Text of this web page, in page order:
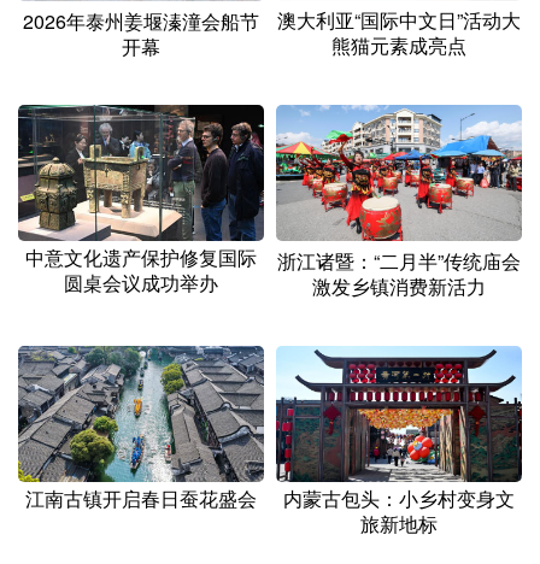
广东 广西 海南 重庆
陕西 甘肃 青海 宁夏
新疆 内蒙古 黑龙江
多语种频道
Русский язык 日本語 한국어
Deutsch Português
2026年泰州姜堰溱潼会船节
开幕
澳大利亚“国际中文日”活动大
熊猫元素成亮点
中意文化遗产保护修复国际
圆桌会议成功举办
浙江诸暨：“二月半”传统庙会
激发乡镇消费新活力
江南古镇开启春日蚕花盛会
内蒙古包头：小乡村变身文
旅新地标